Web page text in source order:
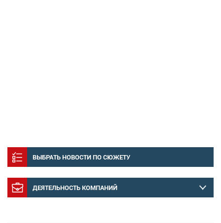
ВЫБРАТЬ НОВОСТИ ПО СЮЖЕТУ
ДЕЯТЕЛЬНОСТЬ КОМПАНИЙ